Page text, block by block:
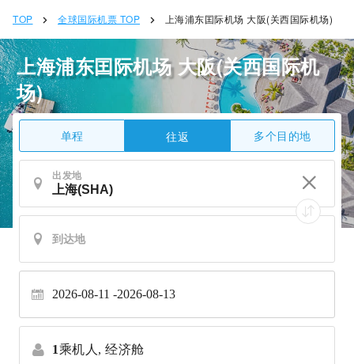
TOP 全球国际机票 TOP 上海浦东囯际机场 大阪(关西国际机场)
上海浦东囯际机场 大阪(关西国际机
场)
单程 往返 多个目的地
出发地
2026-08-11 2026-08-13
1乘机人, 经济舱